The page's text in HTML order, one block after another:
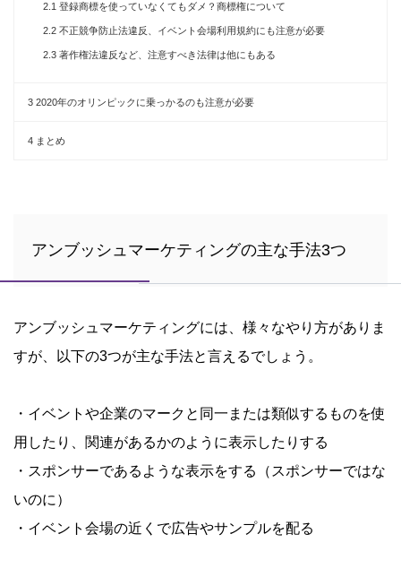
2.1 登録商標を使っていなくてもダメ？商標権について
2.2 不正競争防止法違反、イベント会場利用規約にも注意が必要
2.3 著作権法違反など、注意すべき法律は他にもある
3 2020年のオリンピックに乗っかるのも注意が必要
4 まとめ
アンブッシュマーケティングの主な手法3つ
アンブッシュマーケティングには、様々なやり方がありま
すが、以下の3つが主な手法と言えるでしょう。
・イベントや企業のマークと同一または類似するものを使
用したり、関連があるかのように表示したりする
・スポンサーであるような表示をする（スポンサーではな
いのに）
・イベント会場の近くで広告やサンプルを配る